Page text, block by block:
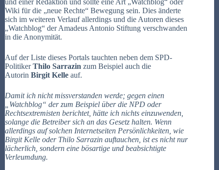
Wiki für die „neue Rechte“ Bewegung sein. Dies änderte
sich im weiteren Verlauf allerdings und die Autoren dieses
„Watchblog“ der Amadeus Antonio Stiftung verschwanden
in die Anonymität.
Auf der Liste dieses Portals tauchten neben dem SPD-
PolitikerThilo Sarrazin zum Beispiel auch die
Autorin Birgit Kelle auf.
Damit ich nicht missverstanden werde; gegen einen
„Watchblog“ der zum Beispiel über die NPD oder
Rechtsextremisten berichtet, hätte ich nichts einzuwenden,
solange die Betreiber sich an das Gesetz halten. Wenn
allerdings auf solchen Internetseiten Persönlichkeiten, wie
Birgit Kelle oder Thilo Sarrazin auftauchen, ist es nicht nur
lächerlich, sondern eine bösartige und beabsichtigte
Verleumdung.